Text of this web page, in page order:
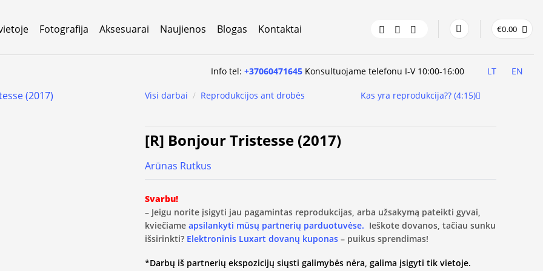
Fotografija Aksesuarai Naujienos Blogas Kontaktai €0.00
Info tel:+37060471645 Konsultuojame telefonu I-V 10:00-16:00 LT EN
Visi darbai / Reprodukcijos ant drobės Kas yra reprodukcija?? (4:15)
[R] Bonjour Tristesse (2017)
Arūnas Rutkus
Svarbu!
– Jeigu norite įsigyti jau pagamintas reprodukcijas, arba užsakymą pateikti gyvai,
kviečiame apsilankyti mūsų partnerių parduotuvėse. Ieškote dovanos, tačiau sunku
išsirinkti? Elektroninis Luxart dovanų kuponas – puikus sprendimas!
*Darbų iš partnerių ekspozicijų siųsti galimybės nėra, galima įsigyti tik vietoje.